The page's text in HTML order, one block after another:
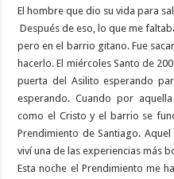
El hombre que dio su vida para
Después de eso, lo que me
pero en el barrio gitano. Fue
hacerlo. El miércoles Santo de
puerta del Asilito esperando
esperando. Cuando por
como el Cristo y el barrio se
Prendimiento de Santiago.
viví una de las experiencias más
Esta noche el Prendimiento me